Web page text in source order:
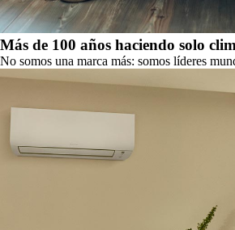
Más de 100 años haciendo solo
No somos una marca más: somos líderes